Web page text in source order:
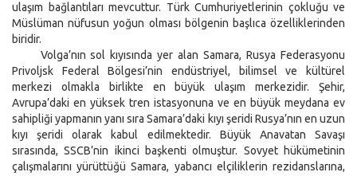
ulaşım bağlantıları mevcuttur. Türk Cumhuriyetlerinin çokluğu ve
Müslüman nüfusun yoğun olması bölgenin başlıca özelliklerinden
biridir.
Volga’nın sol kıyısında yer alan Samara, Rusya Federasyonu
Privoljsk Federal Bölgesi’nin endüstriyel, bilimsel ve kültürel
merkezi olmakla birlikte en büyük ulaşım merkezidir. Şehir,
Avrupa’daki en yüksek tren istasyonuna ve en büyük meydana ev
sahipliği yapmanın yanı sıra Samara’daki kıyı şeridi Rusya’nın en uzun
kıyı şeridi olarak kabul edilmektedir. Büyük Anavatan Savaşı
sırasında, SSCB’nin ikinci başkenti olmuştur. Sovyet hükümetinin
çalışmalarını yürüttüğü Samara, yabancı elçiliklerin rezidanslarına,